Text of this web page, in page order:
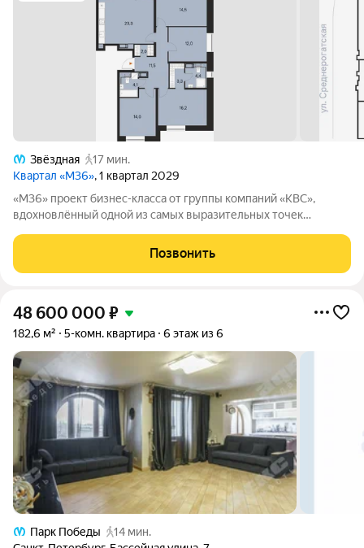
Звёздная
17 мин.
Квартал «М36», 1 квартал 2029
«М36» проект бизнес-класса от группы компаний «КВС»,
вдохновлённый одной из самых выразительных точек
Возничего. В астрономии этот объект символизирует порядок,
точность и уверенность в движении. В
Позвонить
48 600 000 ₽
182,6 м² 5-комн. квартира 6 этаж из 6
Парк Победы
14 мин.